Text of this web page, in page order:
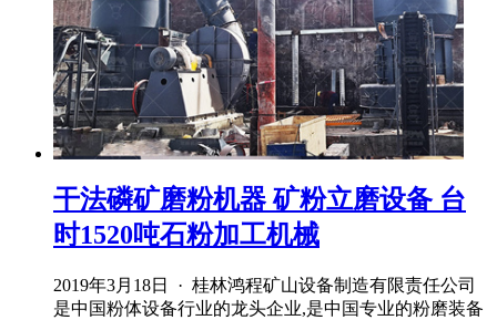
干法磷矿磨粉机器 矿粉立磨设备 台
时1520吨石粉加工机械
2019年3月18日 · 桂林鸿程矿山设备制造有限责任公司
是中国粉体设备行业的龙头企业,是中国专业的粉磨装备